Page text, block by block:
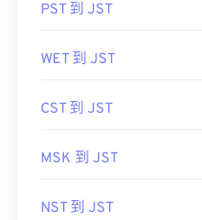
PST 到 JST
WET 到 JST
CST 到 JST
MSK 到 JST
NST 到 JST